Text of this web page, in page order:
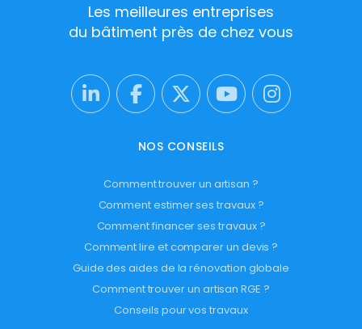
Les meilleures entreprises
du bâtiment près de chez vous
NOS CONSEILS
Comment trouver un artisan ?
Comment estimer ses travaux ?
Comment financer ses travaux ?
Comment lire et comparer un devis ?
Guide des aides de la rénovation globale
Comment trouver un artisan RGE ?
Conseils pour vos travaux